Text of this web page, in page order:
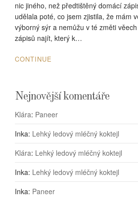
nic jiného, než předtištěný domácí
udělala poté, co jsem zjistila, že mám
výborný sýr a nemůžu v té změti
zápisů najít, který k…
CONTINUE
Nejnovější komentáře
Klára: Paneer
Inka: Lehký ledový mléčný koktejl
Klára: Lehký ledový mléčný koktejl
Inka: Lehký ledový mléčný koktejl
Inka: Paneer